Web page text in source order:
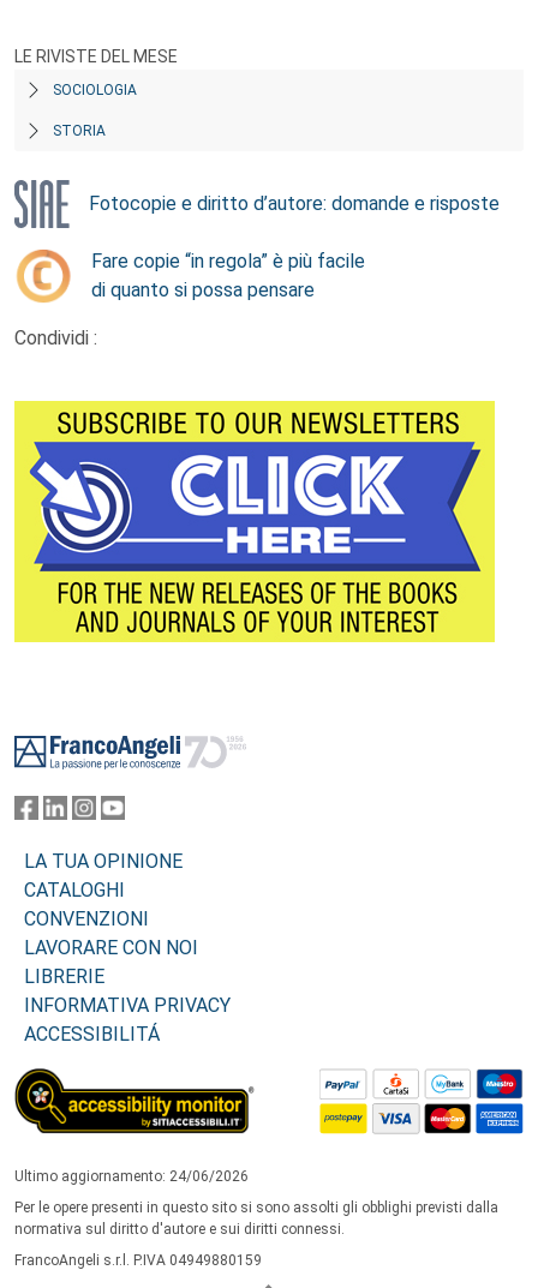
LE RIVISTE DEL MESE
SOCIOLOGIA
STORIA
Fotocopie e diritto d’autore: domande e risposte
Fare copie “in regola” è più facile
di quanto si possa pensare
Condividi :
LA TUA OPINIONE
CATALOGHI
CONVENZIONI
LAVORARE CON NOI
LIBRERIE
INFORMATIVA PRIVACY
ACCESSIBILITÁ
Ultimo aggiornamento: 24/06/2026
Per le opere presenti in questo sito si sono assolti gli obblighi previsti dalla
normativa sul diritto d'autore e sui diritti connessi.
FrancoAngeli s.r.l. P.IVA 04949880159